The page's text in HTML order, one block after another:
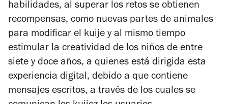
habilidades, al superar los retos se obtienen
recompensas, como nuevas partes de animales
para modificar el kuije y al mismo tiempo
estimular la creatividad de los niños de entre
siete y doce años, a quienes está dirigida esta
experiencia digital, debido a que contiene
mensajes escritos, a través de los cuales se